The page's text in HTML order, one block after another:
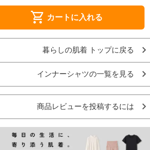
shopping_cart カートに入れる
暮らしの肌着 トップに戻る
インナーシャツの一覧を見る
商品レビューを投稿するには